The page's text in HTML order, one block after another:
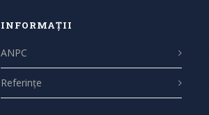
INFORMAȚII
ANPC
Referințe